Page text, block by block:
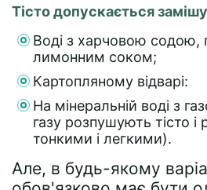
Тісто допускається
Воді з харчовою содою,
лимонним соком;
Картопляному відварі:
На мінеральній воді з
газу розпушують тісто і
тонкими і легкими).
Але, в будь-якому